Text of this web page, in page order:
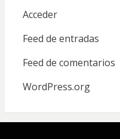
Acceder
Feed de entradas
Feed de comentarios
WordPress.org